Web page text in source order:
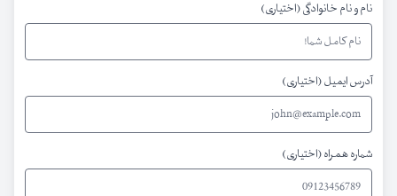
نام و نام خانوادگی (اختیاری)
آدرس ایمیل (اختیاری)
شماره همراه (اختیاری)